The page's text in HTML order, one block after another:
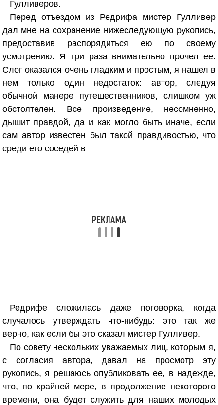
Гулливеров.
Перед отъездом из Редрифа мистер Гулливер
дал мне на сохранение нижеследующую рукопись,
предоставив распорядиться ею по своему
усмотрению. Я три раза внимательно прочел ее.
Слог оказался очень гладким и простым, я нашел в
нем только один недостаток: автор, следуя
обычной манере путешественников, слишком уж
обстоятелен. Все произведение, несомненно,
дышит правдой, да и как могло быть иначе, если
сам автор известен был такой правдивостью, что
среди его соседей в
Редрифе сложилась даже поговорка, когда
случалось утверждать что-нибудь: это так же
верно, как если бы это сказал мистер Гулливер.
По совету нескольких уважаемых лиц, которым я,
с согласия автора, давал на просмотр эту
рукопись, я решаюсь опубликовать ее, в надежде,
что, по крайней мере, в продолжение некоторого
времени, она будет служить для наших молодых